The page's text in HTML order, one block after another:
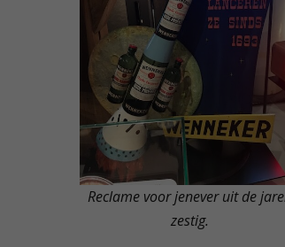
Reclame voor jenever uit de
zestig.